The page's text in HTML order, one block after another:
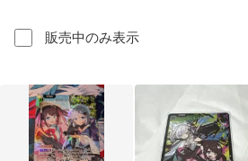
販売中のみ表示